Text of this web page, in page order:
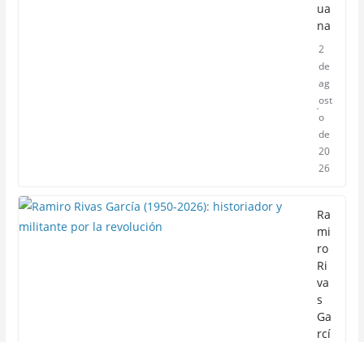
ua
na
2
de
ag
ost
o
de
20
26
Ra
mi
ro
Ri
va
s
Ga
rcí